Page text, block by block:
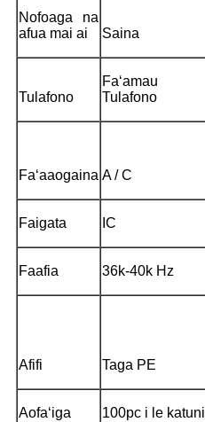
Nofoaga na
afua mai ai
Saina
Tulafono
Faʻamau
Tulafono
Faʻaaogaina A / C
Faigata IC
Faafia 36k-40k Hz
Afifi Taga PE
Aofaʻiga 100pc i le katuni